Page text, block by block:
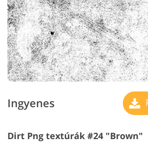
Ingyenes
Dirt Png textúrák #24 "Brown"